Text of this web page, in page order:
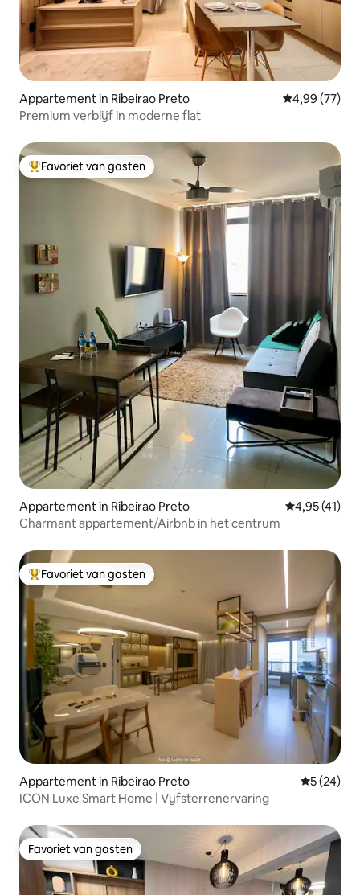
Appartement in Ribeirao Preto Gemiddelde
4,99 (77)
Premium verblijf in moderne flat
Topfavoriet van gasten
Favoriet van gasten
Appartement in Ribeirao Preto Gemiddelde
4,95 (41)
Charmant appartement/Airbnb in het centrum
Topfavoriet van gasten
Favoriet van gasten
Appartement in Ribeirao Preto
5 (24)
ICON Luxe Smart Home | Vijfsterrenervaring
Favoriet van gasten
Favoriet van gasten